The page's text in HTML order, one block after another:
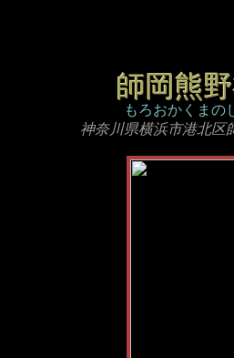
師岡熊
もろおかくまの
神奈川県横浜市港北区